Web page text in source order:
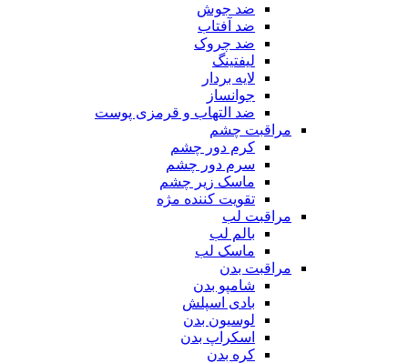
ضد جوش
ضد آفتاب
ضد چروک
لیفتینگ
لایه بردار
جوانساز
ضد التهاب و قرمزی پوست
مراقبت چشم
کرم دور چشم
سرم دور چشم
ماسک زیر چشم
تقویت کننده مژه
مراقبت لب
بالم لب
ماسک لب
مراقبت بدن
شامپو بدن
بادی اسپلش
لوسیون بدن
اسکراپ بدن
کره بدن